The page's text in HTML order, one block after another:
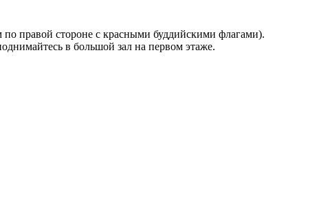
по правой стороне с красными буддийскими флагами).
в большой зал на первом этаже.